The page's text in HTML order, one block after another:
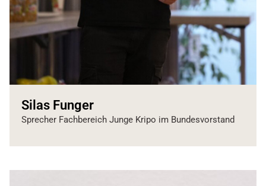
Silas Funger
Sprecher Fachbereich Junge Kripo im Bundesvorstand